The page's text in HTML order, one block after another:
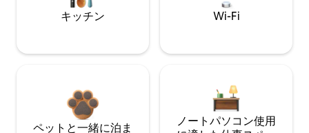
キッチン Wi-Fi
ペットと一緒に泊ま
ノートパソコン使用